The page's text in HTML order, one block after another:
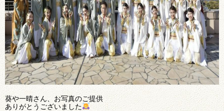
葵や一晴さん、お写真のご提供
ありがとうございました